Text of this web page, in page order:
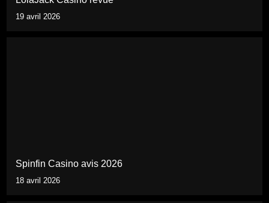
19 avril 2026
Spinfin Casino avis 2026
18 avril 2026